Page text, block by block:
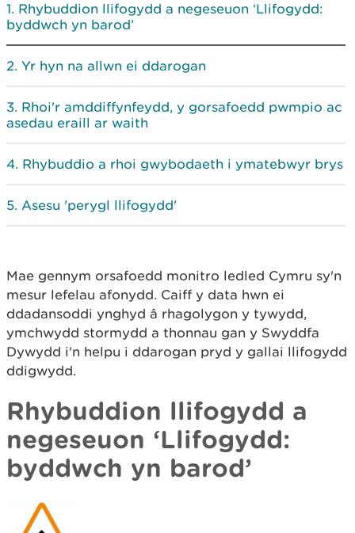
Rhybuddion llifogydd a negeseuon ‘Llifogydd:
byddwch yn barod’
Yr hyn na allwn ei ddarogan
Rhoi'r amddiffynfeydd, y gorsafoedd pwmpio ac
asedau eraill ar waith
Rhybuddio a rhoi gwybodaeth i ymatebwyr brys
Asesu 'perygl llifogydd'
Mae gennym orsafoedd monitro ledled Cymru sy'n
mesur lefelau afonydd. Caiff y data hwn ei
ddadansoddi ynghyd â rhagolygon y tywydd,
ymchwydd stormydd a thonnau gan y Swyddfa
Dywydd i'n helpu i ddarogan pryd y gallai llifogydd
ddigwydd.
Rhybuddion llifogydd a
negeseuon ‘Llifogydd:
byddwch yn barod’